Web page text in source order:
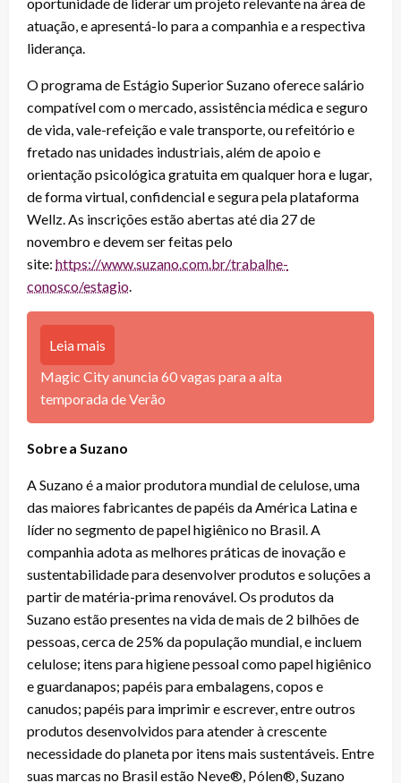
oportunidade de liderar um projeto relevante na área de
atuação, e apresentá-lo para a companhia e a respectiva
liderança.
O programa de Estágio Superior Suzano oferece salário
compatível com o mercado, assistência médica e seguro
de vida, vale-refeição e vale transporte, ou refeitório e
fretado nas unidades industriais, além de apoio e
orientação psicológica gratuita em qualquer hora e lugar,
de forma virtual, confidencial e segura pela plataforma
Wellz. As inscrições estão abertas até dia 27 de
novembro e devem ser feitas pelo
site: https://www.suzano.com.br/trabalhe-
conosco/estagio.
Leia mais
Magic City anuncia 60 vagas para a alta
temporada de Verão
Sobre a Suzano
A Suzano é a maior produtora mundial de celulose, uma
das maiores fabricantes de papéis da América Latina e
líder no segmento de papel higiênico no Brasil. A
companhia adota as melhores práticas de inovação e
sustentabilidade para desenvolver produtos e soluções a
partir de matéria-prima renovável. Os produtos da
Suzano estão presentes na vida de mais de 2 bilhões de
pessoas, cerca de 25% da população mundial, e incluem
celulose; itens para higiene pessoal como papel higiênico
e guardanapos; papéis para embalagens, copos e
canudos; papéis para imprimir e escrever, entre outros
produtos desenvolvidos para atender à crescente
necessidade do planeta por itens mais sustentáveis. Entre
suas marcas no Brasil estão Neve®, Pólen®, Suzano